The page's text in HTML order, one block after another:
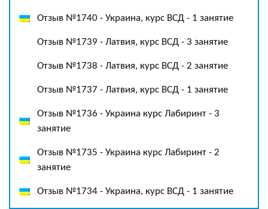
Отзыв №1740 - Украина, курс ВСД - 1 занятие
Отзыв №1739 - Латвия, курс ВСД - 3 занятие
Отзыв №1738 - Латвия, курс ВСД - 2 занятие
Отзыв №1737 - Латвия, курс ВСД - 1 занятие
Отзыв №1736 - Украина курс Лабиринт - 3
занятие
Отзыв №1735 - Украина курс Лабиринт - 2
занятие
Отзыв №1734 - Украина, курс ВСД - 1 занятие